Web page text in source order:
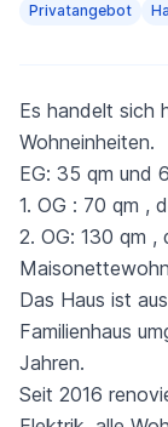
Privatangebot
Es handelt sich
Wohneinheiten.
EG: 35 qm und
1. OG : 70 qm ,
2. OG: 130 qm
Das Haus ist
Familienhaus
Jahren.
Seit 2016